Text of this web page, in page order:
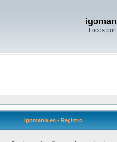
Locos por
igomania.es - Registro